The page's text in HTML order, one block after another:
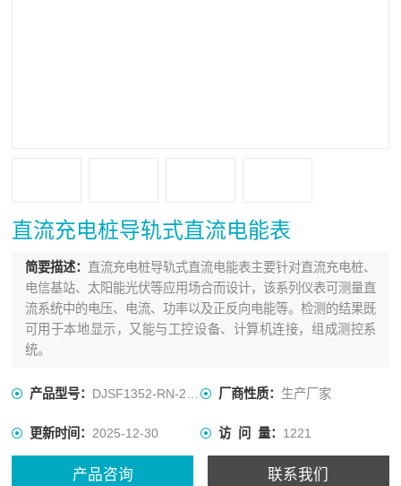
直流充电桩导轨式直流电能表
简要描述： 直流充电桩导轨式直流电能表主要针对直流充电桩、
电信基站、太阳能光伏等应用场合而设计，该系列仪表可测量直
流系统中的电压、电流、功率以及正反向电能等。检测的结果既
可用于本地显示，又能与工控设备、计算机连接，组成测控系
统。
产品型号： DJSF1352-RN-2/S-P1 厂商性质： 生产厂家
更新时间：2025-12-30 访 问 量： 1221
产品咨询 联系我们